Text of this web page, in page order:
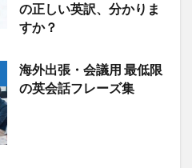
の正しい英訳、分かりま
すか？
海外出張・会議用 最低限
の英会話フレーズ集